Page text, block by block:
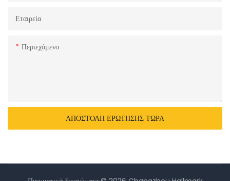
Εταιρεία
Περιεχόμενο
ΑΠΟΣΤΟΛΉ ΕΡΏΤΗΣΗΣ ΤΏΡΑ